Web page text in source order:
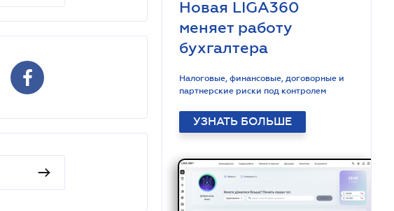
Новая LIGA360
меняет работу
бухгалтера
Налоговые, финансовые, договорные и
партнерские риски под контролем
УЗНАТЬ БОЛЬШЕ